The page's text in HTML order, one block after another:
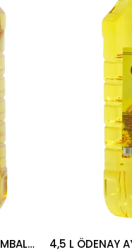
5 L ÖDENAY AYÇİÇEK YAĞI (PET AMBALAJ) 4,5 L ÖDENAY